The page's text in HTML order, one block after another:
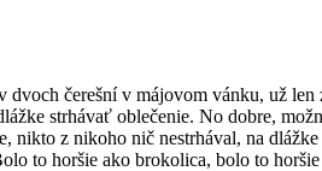
čerešní v májovom vánku, už
strhávať oblečenie. No dobre,
z nikoho nič nestrhával, na
to horšie ako brokolica, bolo to